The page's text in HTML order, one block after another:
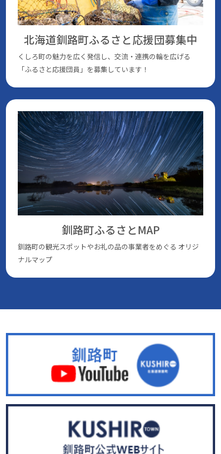
北海道釧路町ふるさと応援団募集中
くしろ町の魅⼒を広く発信し、交流・連携の輪を広げる
「ふるさと応援団員」を募集しています！
釧路町ふるさとMAP
釧路町の観光スポットやお礼の品の事業者をめぐる オリジ
ナルマップ